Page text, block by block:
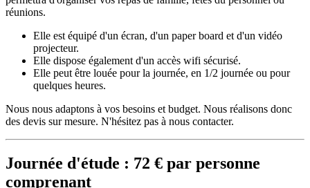
réunions.
Elle est équipé d'un écran, d'un paper board et d'un vidéo
projecteur.
Elle dispose également d'un accès wifi sécurisé.
Elle peut être louée pour la journée, en 1/2 journée ou pour
quelques heures.
Nous nous adaptons à vos besoins et budget. Nous réalisons donc
des devis sur mesure. N'hésitez pas à nous contacter.
Journée d'étude : 72 € par personne
comprenant